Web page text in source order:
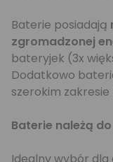
Baterie posiadają
zgromadzonej
bateryjek (3x
Dodatkowo
szerokim
Baterie należą